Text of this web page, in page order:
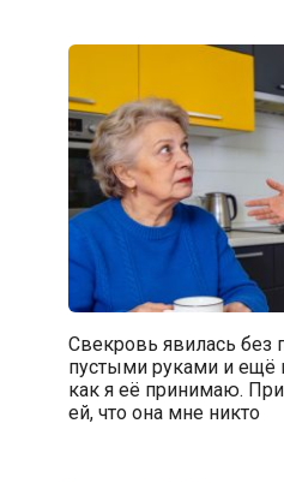
Свекровь явилась без
пустыми руками и ещё
как я её принимаю.
ей, что она мне никто